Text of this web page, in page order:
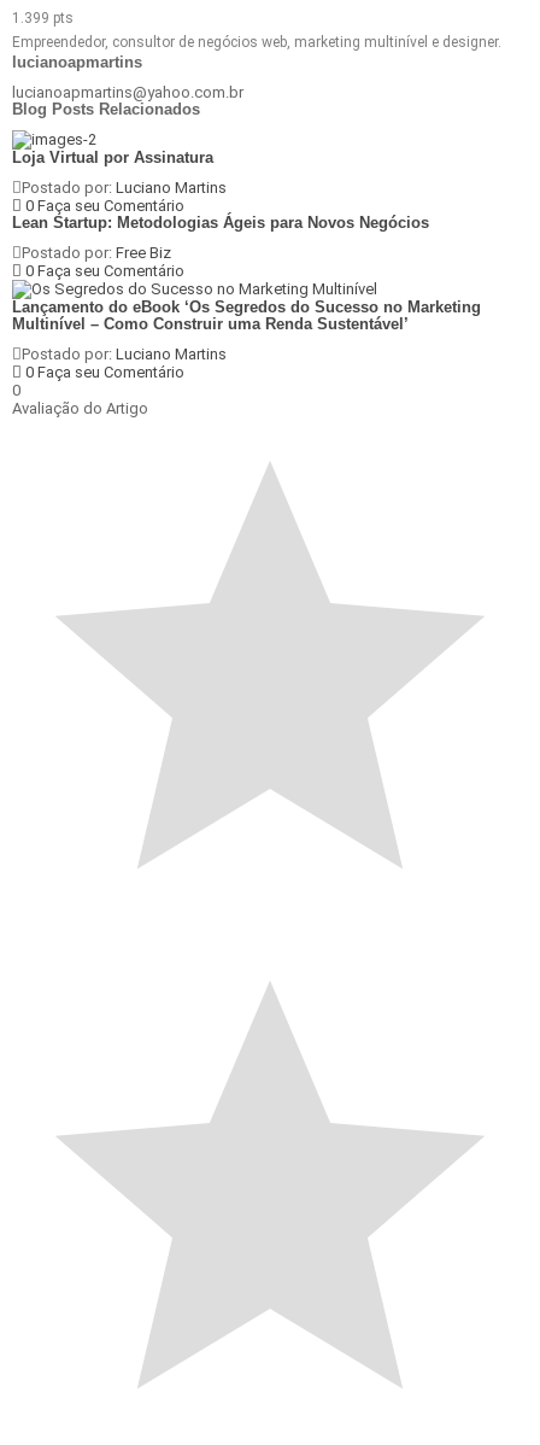
Empreendedor, consultor de negócios web, marketing multinível e designer.
lucianoapmartins
lucianoapmartins@yahoo.com.br
Blog Posts Relacionados
Loja Virtual por Assinatura
Postado por: Luciano Martins
0 Faça seu Comentário
Lean Startup: Metodologias Ágeis para Novos Negócios
Postado por: Free Biz
0 Faça seu Comentário
Lançamento do eBook ‘Os Segredos do Sucesso no Marketing
Multinível – Como Construir uma Renda Sustentável’
Postado por: Luciano Martins
0 Faça seu Comentário
0
Avaliação do Artigo